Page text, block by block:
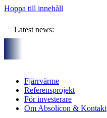
Hoppa till innehåll
Latest news:
Fjärrvärme
Referensprojekt
För investerare
Om Absolicon & Kontakt